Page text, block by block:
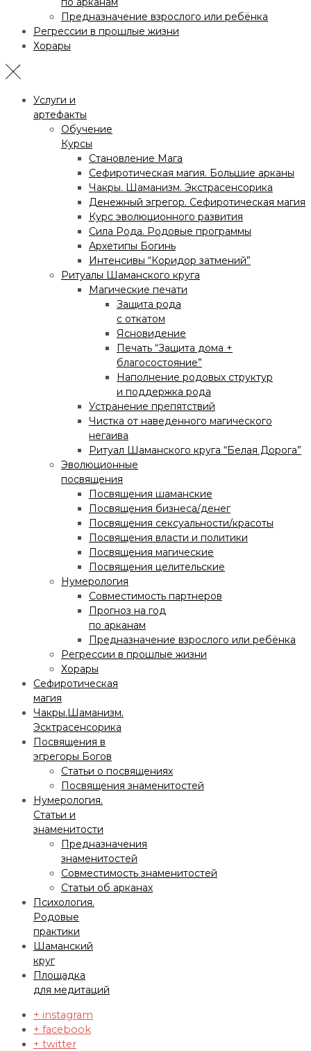
Предназначение взрослого или ребёнка
Регрессии в прошлые жизни
Хорары
Услуги и
артефакты
Обучение
Курсы
Становление Мага
Сефиротическая магия. Большие арканы
Чакры. Шаманизм. Экстрасенсорика
Денежный эгрегор. Сефиротическая магия
Курс эволюционного развития
Сила Рода. Родовые программы
Архетипы Богинь
Интенсивы “Коридор затмений”
Ритуалы Шаманского круга
Магические печати
Защита рода
с откатом
Ясновидение
Печать “Защита дома +
благосостояние”
Наполнение родовых структур
и поддержка рода
Устранение препятствий
Чистка от наведенного магического
негаива
Ритуал Шаманского круга “Белая Дорога”
Эволюционные
посвящения
Посвящения шаманские
Посвящения бизнеса/денег
Посвящения сексуальности/красоты
Посвящения власти и политики
Посвящения магические
Посвящения целительские
Нумерология
Совместимость партнеров
Прогноз на год
по арканам
Предназначение взрослого или ребёнка
Регрессии в прошлые жизни
Хорары
Сефиротическая
магия
Чакры.Шаманизм.
Эсктрасенсорика
Посвящения в
эгрегоры Богов
Статьи о посвящениях
Посвящения знаменитостей
Нумерология.
Статьи и
знаменитости
Предназначения
знаменитостей
Совместимость знаменитостей
Статьи об арканах
Психология.
Родовые
практики
Шаманский
круг
Площадка
для медитаций
+ instagram
+ facebook
+ twitter